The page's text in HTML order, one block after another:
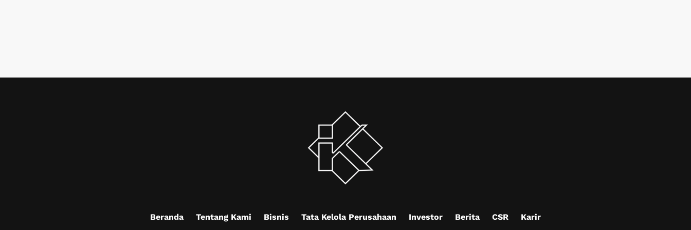
Beranda Tentang Kami Bisnis Tata Kelola Perusahaan Investor Berita CSR Karir